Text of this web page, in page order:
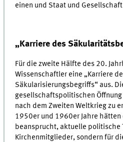
einen und Staat und
„Karriere des
Für die zweite Hälfte des 20.
Wissenschaftler eine „Karriere
Säkularisierungsbegriffs“ aus.
gesellschaftspolitischen
nach dem Zweiten Weltkrieg zu
1950er und 1960er Jahre hätten
beansprucht, aktuelle politische
Kirchenmitglieder, sondern für